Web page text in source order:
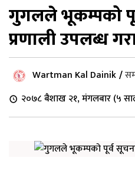
गुगलले भूकम्पको
प्रणाली उपलब्ध
Wartman Kal Dainik/
२०७८ बैशाख २१, मंगलबार (५